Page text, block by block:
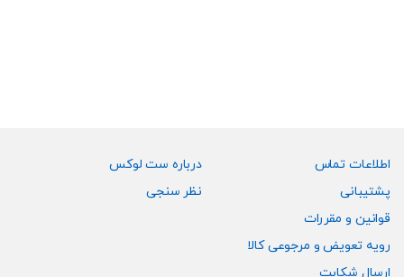
اطلاعات تماس
پشتیبانی
قوانین و مقررات
رویه تعویض و مرجوعی کالا
ارسال شکایت
درباره ست لوکس
نظر سنجی